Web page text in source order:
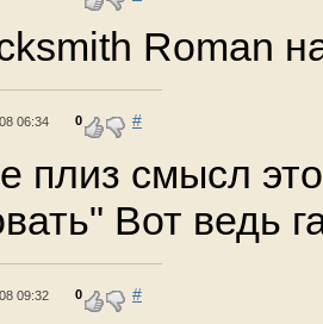
Roman
06:34 0 #
плиз смысл
Вот ведь
09:32 0 #